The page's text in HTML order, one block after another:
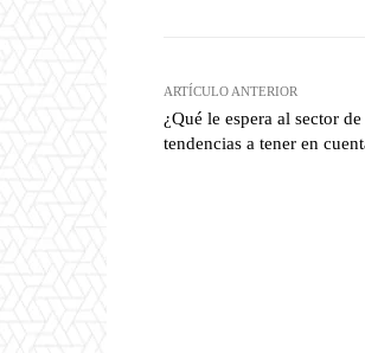
ARTÍCULO ANTERIOR
¿Qué le espera al sector
tendencias a tener en